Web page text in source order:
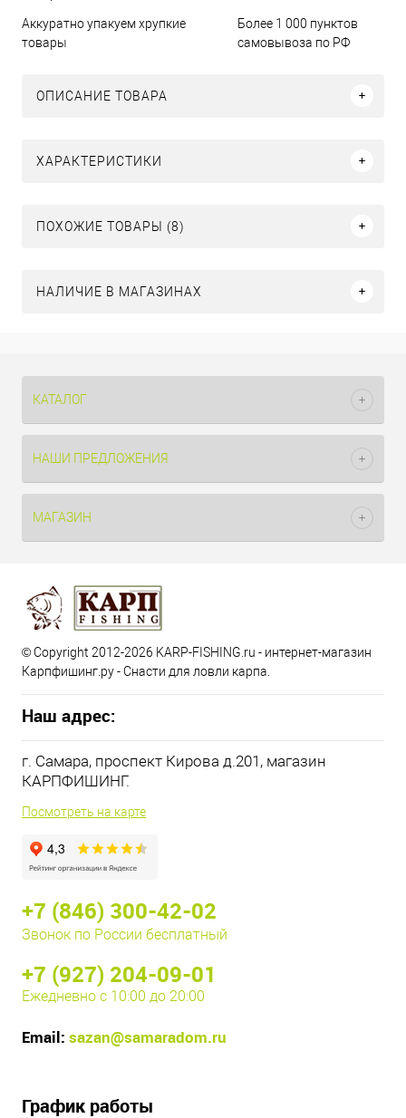
Аккуратно упакуем хрупкие
товары
Более 1 000 пунктов
самовывоза по РФ
ОПИСАНИЕ ТОВАРА
ХАРАКТЕРИСТИКИ
ПОХОЖИЕ ТОВАРЫ (8)
НАЛИЧИЕ В МАГАЗИНАХ
КАТАЛОГ
НАШИ ПРЕДЛОЖЕНИЯ
МАГАЗИН
© Copyright 2012-2026 KARP-FISHING.ru - интернет-магазин
Карпфишинг.ру - Снасти для ловли карпа.
Наш адрес:
г. Самара, проспект Кирова д.201, магазин
КАРПФИШИНГ.
Посмотреть на карте
+7 (846) 300-42-02
Звонок по России бесплатный
+7 (927) 204-09-01
Ежедневно с 10:00 до 20:00
Email: sazan@samaradom.ru
График работы